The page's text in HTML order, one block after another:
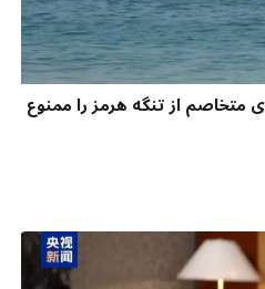
متخاصم از تنگه هرمز را ممنوع